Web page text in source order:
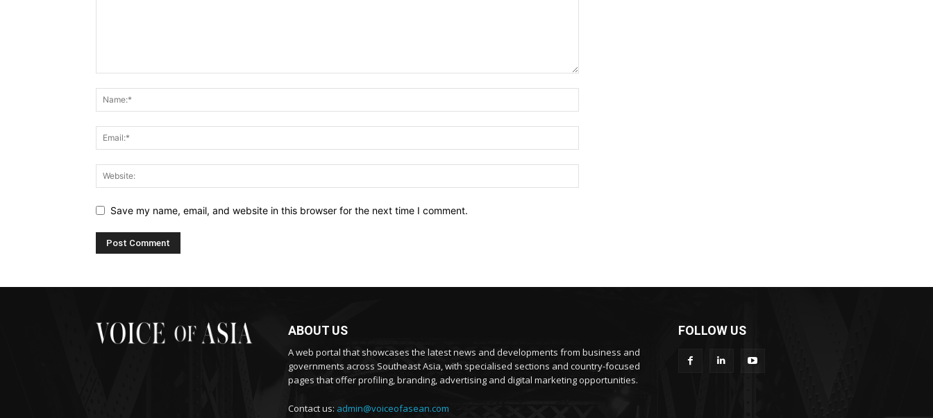
Save my name, email, and website in this browser for the next time I comment.
ABOUT US
A web portal that showcases the latest news and developments from business and
governments across Southeast Asia, with specialised sections and country-focused
pages that offer profiling, branding, advertising and digital marketing opportunities.
Contact us: admin@voiceofasean.com
FOLLOW US